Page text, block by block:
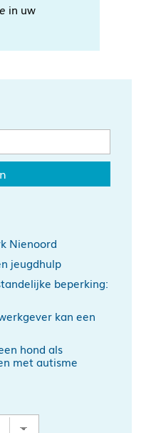
in uw
Nienoord
jeugdhulp
beperking:
kan een
hond als
met autisme